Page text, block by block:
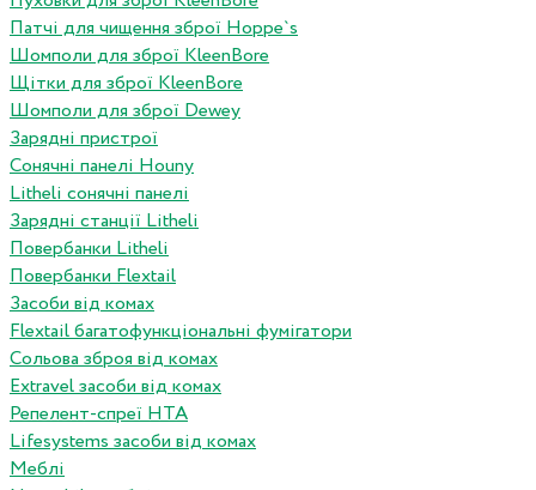
Патчі для чищення зброї Hoppe`s
Шомполи для зброї KleenBore
Щітки для зброї KleenBore
Шомполи для зброї Dewey
Зарядні пристрої
Сонячні панелі Houny
Litheli сонячні панелі
Зарядні станції Litheli
Повербанки Litheli
Повербанки Flextail
Засоби від комах
Flextail багатофункціональні фумігатори
Сольова зброя від комах
Extravel засоби від комах
Репелент-спреї HTA
Lifesystems засоби від комах
Меблі